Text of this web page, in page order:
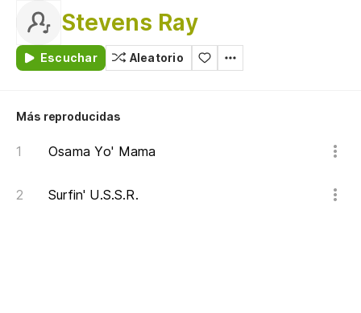
Stevens Ray
Escuchar Aleatorio
Más reproducidas
Osama Yo' Mama
Surfin' U.S.S.R.